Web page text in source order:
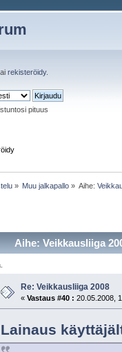
rekisteröidy.
pituus
» Muu jalkapallo» Aihe:
Aihe: Veikkausliiga
Re: Veikkausliiga 2008
« Vastaus #40 : 20.05.2008,
Lainaus